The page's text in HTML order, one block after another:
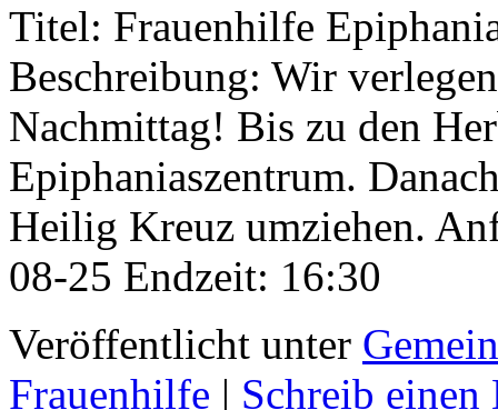
Titel: Frauenhilfe
Beschreibung: Wir
Nachmittag! Bis zu den
Epiphaniaszentrum.
Heilig Kreuz umziehen.
08-25 Endzeit: 16:30
Veröffentlicht unter
Frauenhilfe | Schreib einen